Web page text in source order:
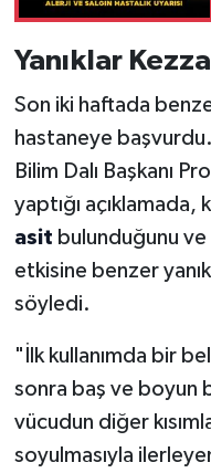
Yanıklar
Son iki haftada
hastaneye
Bilim Dalı Başkanı
yaptığı
asit bulunduğunu
etkisine benzer
söyledi.
"İlk kullanımda bir
sonra baş ve boyun
vücudun diğer
soyulmasıyla